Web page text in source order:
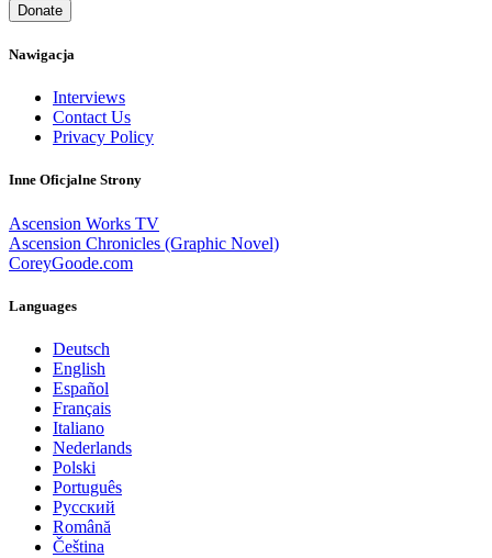
Donate
Nawigacja
Interviews
Contact Us
Privacy Policy
Inne Oficjalne Strony
Ascension Works TV
Ascension Chronicles (Graphic Novel)
CoreyGoode.com
Languages
Deutsch
English
Español
Français
Italiano
Nederlands
Polski
Português
Pусский
Română
Čeština